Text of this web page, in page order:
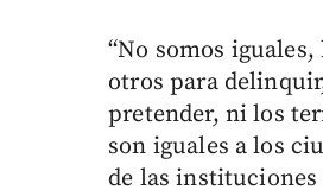
“No somos
otros para
pretender, ni los
son iguales a los
de las instituciones